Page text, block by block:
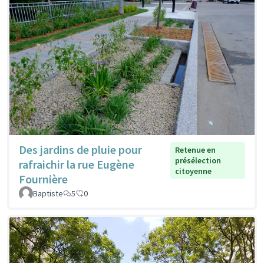
Des jardins de pluie pour
rafraichir la rue Eugène
Fournière
Retenue en
présélection
citoyenne
Baptiste 5 0